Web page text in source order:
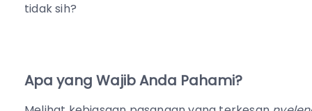
tidak sih?
Apa yang Wajib Anda Pahami?